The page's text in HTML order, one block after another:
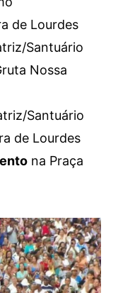
de Lourdes
Santuário
Nossa
Santuário
de Lourdes
na Praça